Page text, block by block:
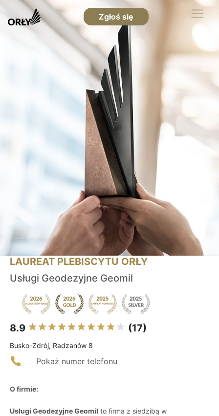
Zgłoś się
LAUREAT PLEBISCYTU ORŁY
Usługi Geodezyjne Geomil
8.9 (17)
Busko-Zdrój, Radzanów 8
Pokaż numer telefonu
O firmie:
Usługi Geodezyjne Geomil to firma z siedzibą w